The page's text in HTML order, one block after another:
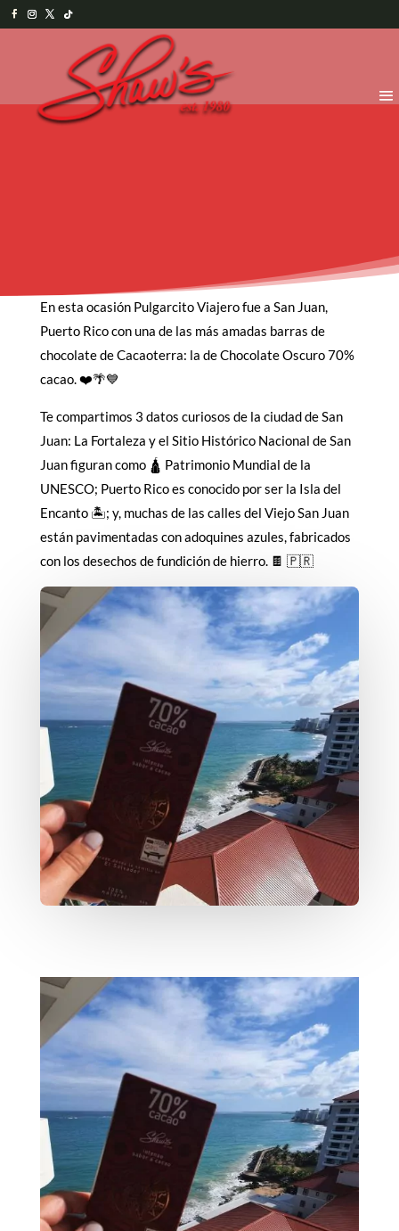
En esta ocasión Pulgarcito Viajero fue a San Juan,
Puerto Rico con una de las más amadas barras de
chocolate de Cacaoterra: la de Chocolate Oscuro 70%
cacao. ❤️🌴💙
Te compartimos 3 datos curiosos de la ciudad de San
Juan: La Fortaleza y el Sitio Histórico Nacional de San
Juan figuran como 🛕 Patrimonio Mundial de la
UNESCO; Puerto Rico es conocido por ser la Isla del
Encanto 🏝️; y, muchas de las calles del Viejo San Juan
están pavimentadas con adoquines azules, fabricados
con los desechos de fundición de hierro. 🍫 🇵🇷